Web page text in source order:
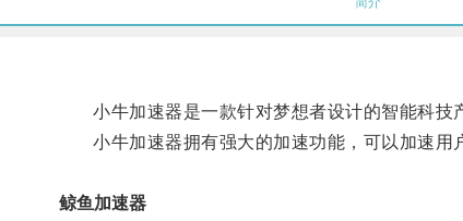
小牛加速器是一款针对梦想者设计的智能科技
小牛加速器拥有强大的加速功能，可以加速用
鲸鱼加速器